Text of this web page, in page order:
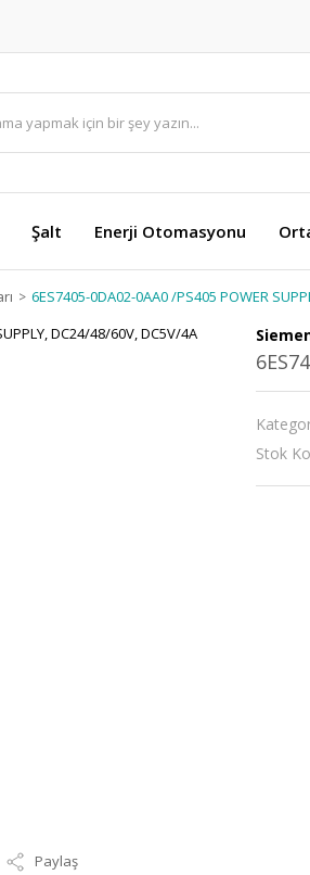
Şalt Enerji Otomasyonu
6ES7405-0DA02-0AA0 /PS405 POWER
Paylaş
Stok